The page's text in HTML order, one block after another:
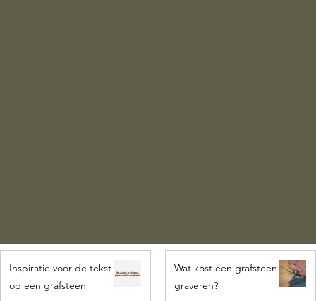
Inspiratie voor de tekst
op een grafsteen
Wat kost een grafsteen
graveren?